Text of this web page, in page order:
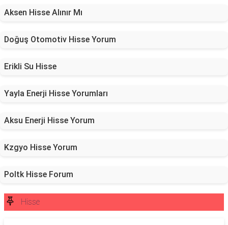
Aksen Hisse Alınır Mı
Doğuş Otomotiv Hisse Yorum
Erikli Su Hisse
Yayla Enerji Hisse Yorumları
Aksu Enerji Hisse Yorum
Kzgyo Hisse Yorum
Poltk Hisse Forum
Hisse